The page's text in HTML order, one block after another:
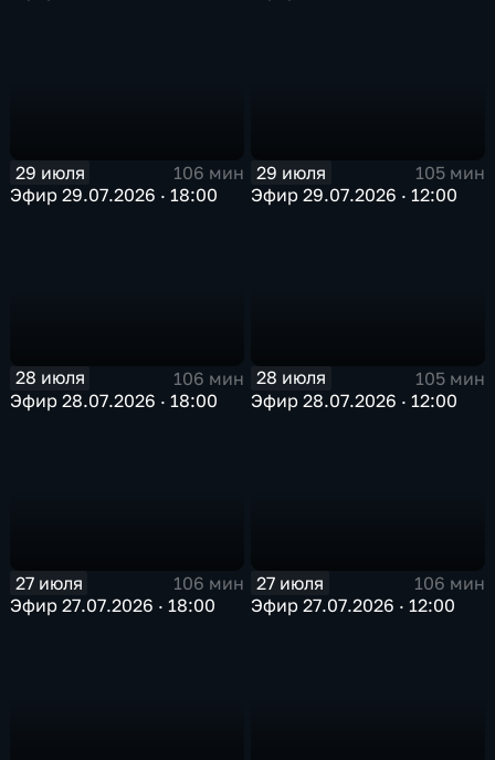
29 июля
106 мин
Эфир 29.07.2026 · 18:00
29 июля
105 мин
Эфир 29.07.2026 · 12:00
28 июля
106 мин
Эфир 28.07.2026 · 18:00
28 июля
105 мин
Эфир 28.07.2026 · 12:00
27 июля
106 мин
Эфир 27.07.2026 · 18:00
27 июля
106 мин
Эфир 27.07.2026 · 12:00